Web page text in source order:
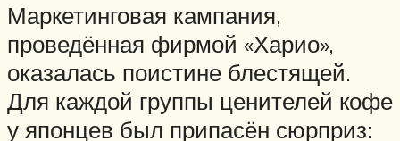
Маркетинговая кампания,
проведённая фирмой «Харио»,
оказалась поистине блестящей.
Для каждой группы ценителей кофе
у японцев был припасён сюрприз: